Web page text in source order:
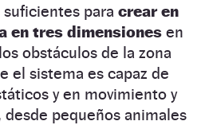
para crear en
en tres dimensiones en
obstáculos de la zona
el sistema es capaz de
y en movimiento y
pequeños animales